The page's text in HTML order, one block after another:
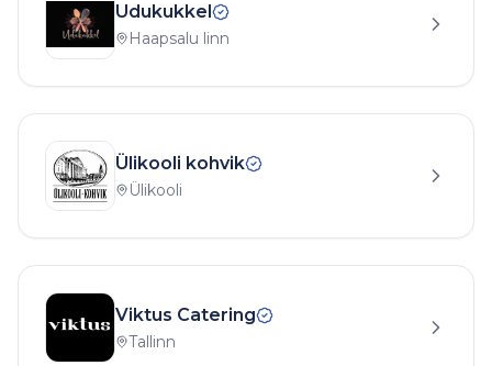
Udukukkel
Haapsalu linn
Ülikooli kohvik
Ülikooli
Viktus Catering
Tallinn